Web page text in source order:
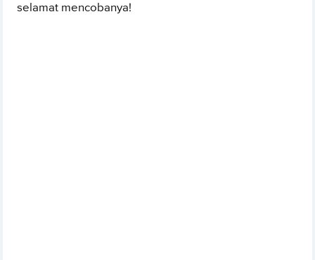
selamat mencobanya!